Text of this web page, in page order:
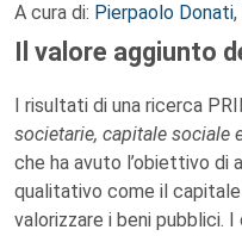
A cura di: Pierpaolo Donati,
Il valore aggiunto
I risultati di una ricerca
societarie, capitale sociale
che ha avuto l’obiettivo di
qualitativo come il
valorizzare i beni pubblici.